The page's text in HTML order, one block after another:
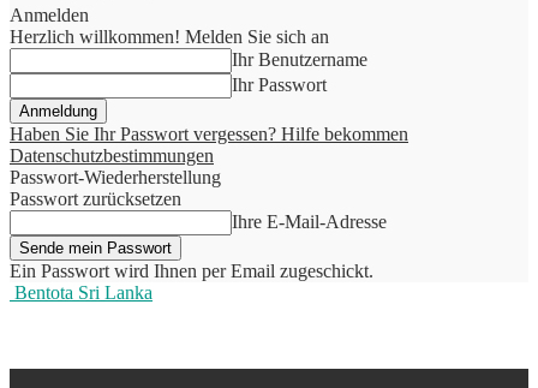
Anmelden
Herzlich willkommen! Melden Sie sich an
Ihr Benutzername
Ihr Passwort
Haben Sie Ihr Passwort vergessen? Hilfe bekommen
Datenschutzbestimmungen
Passwort-Wiederherstellung
Passwort zurücksetzen
Ihre E-Mail-Adresse
Ein Passwort wird Ihnen per Email zugeschickt.
Bentota Sri Lanka